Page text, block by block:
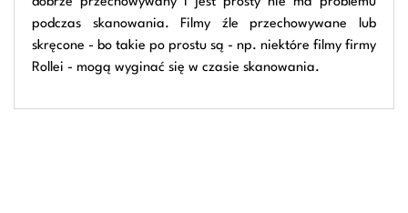
podczas skanowania. Filmy źle przechowywane lub
skręcone - bo takie po prostu są - np. niektóre filmy firmy
Rollei - mogą wyginać się w czasie skanowania.